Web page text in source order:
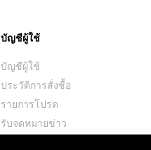
บัญชีผู้ใช้
บัญชีผู้ใช้
ประวัติการสั่งซื้อ
รายการโปรด
รับจดหมายข่าว